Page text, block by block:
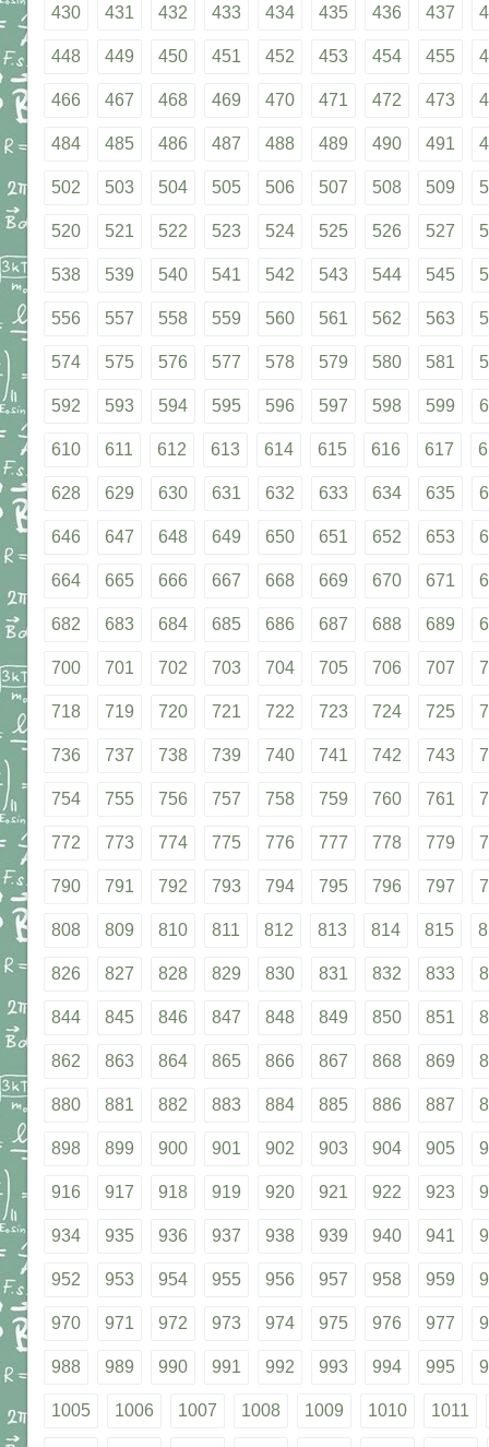
430 431 432 433 434 435 436 437
448 449 450 451 452 453 454 455
466 467 468 469 470 471 472 473
484 485 486 487 488 489 490 491
502 503 504 505 506 507 508 509
520 521 522 523 524 525 526 527
538 539 540 541 542 543 544 545
556 557 558 559 560 561 562 563
574 575 576 577 578 579 580 581
592 593 594 595 596 597 598 599
610 611 612 613 614 615 616 617
628 629 630 631 632 633 634 635
646 647 648 649 650 651 652 653
664 665 666 667 668 669 670 671
682 683 684 685 686 687 688 689
700 701 702 703 704 705 706 707
718 719 720 721 722 723 724 725
736 737 738 739 740 741 742 743
754 755 756 757 758 759 760 761
772 773 774 775 776 777 778 779
790 791 792 793 794 795 796 797
808 809 810 811 812 813 814 815
826 827 828 829 830 831 832 833
844 845 846 847 848 849 850 851
862 863 864 865 866 867 868 869
880 881 882 883 884 885 886 887
898 899 900 901 902 903 904 905
916 917 918 919 920 921 922 923
934 935 936 937 938 939 940 941
952 953 954 955 956 957 958 959
970 971 972 973 974 975 976 977
988 989 990 991 992 993 994 995
1005 1006 1007 1008 1009 1010 1011